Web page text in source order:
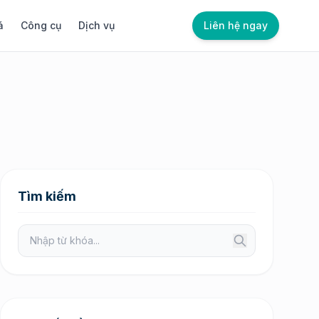
Công cụ Dịch vụ Liên hệ ngay
Tìm kiếm